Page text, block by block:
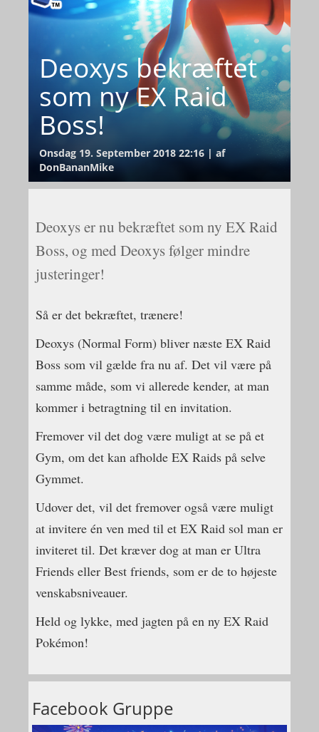
Deoxys bekræftet
som ny EX Raid
Boss!
Onsdag 19. September 2018 22:16 | af
DonBananMike
Deoxys er nu bekræftet som ny EX Raid
Boss, og med Deoxys følger mindre
justeringer!
Så er det bekræftet, trænere!
Deoxys (Normal Form) bliver næste EX Raid
Boss som vil gælde fra nu af. Det vil være på
samme måde, som vi allerede kender, at man
kommer i betragtning til en invitation.
Fremover vil det dog være muligt at se på et
Gym, om det kan afholde EX Raids på selve
Gymmet.
Udover det, vil det fremover også være muligt
at invitere én ven med til et EX Raid sol man er
inviteret til. Det kræver dog at man er Ultra
Friends eller Best friends, som er de to højeste
venskabsniveauer.
Held og lykke, med jagten på en ny EX Raid
Pokémon!
Facebook Gruppe